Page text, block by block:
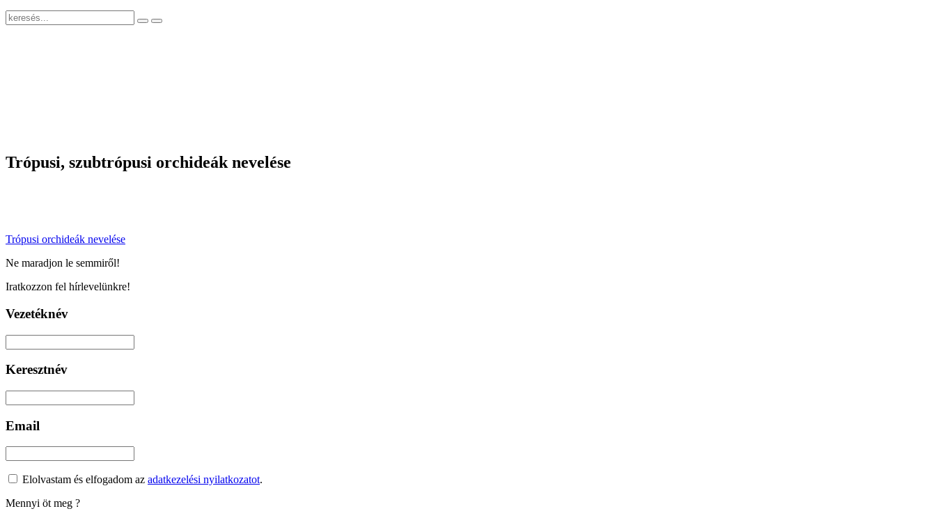
Trópusi, szubtrópusi orchideák nevelése
Trópusi orchideák nevelése
Ne maradjon le semmiről!
Iratkozzon fel hírlevelünkre!
Vezetéknév
Keresztnév
Email
Elolvastam és elfogadom az adatkezelési nyilatkozatot.
Mennyi öt meg ?